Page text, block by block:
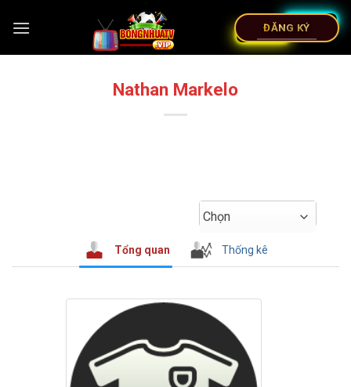
ĐĂNG KÝ
Nathan Markelo
Chọn
Tổng quan Thống kê